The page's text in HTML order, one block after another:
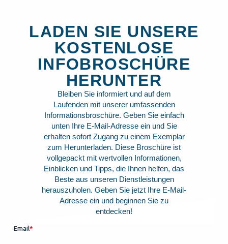
LADEN SIE UNSERE
KOSTENLOSE
INFOBROSCHÜRE
HERUNTER
Bleiben Sie informiert und auf dem
Laufenden mit unserer umfassenden
Informationsbroschüre. Geben Sie einfach
unten Ihre E-Mail-Adresse ein und Sie
erhalten sofort Zugang zu einem Exemplar
zum Herunterladen. Diese Broschüre ist
vollgepackt mit wertvollen Informationen,
Einblicken und Tipps, die Ihnen helfen, das
Beste aus unseren Dienstleistungen
herauszuholen. Geben Sie jetzt Ihre E-Mail-
Adresse ein und beginnen Sie zu
entdecken!